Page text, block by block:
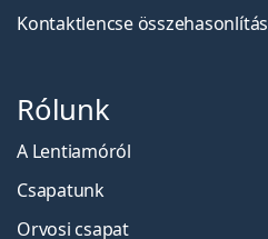
Kontaktlencse összehasonlítás
Rólunk
A Lentiamóról
Csapatunk
Orvosi csapat